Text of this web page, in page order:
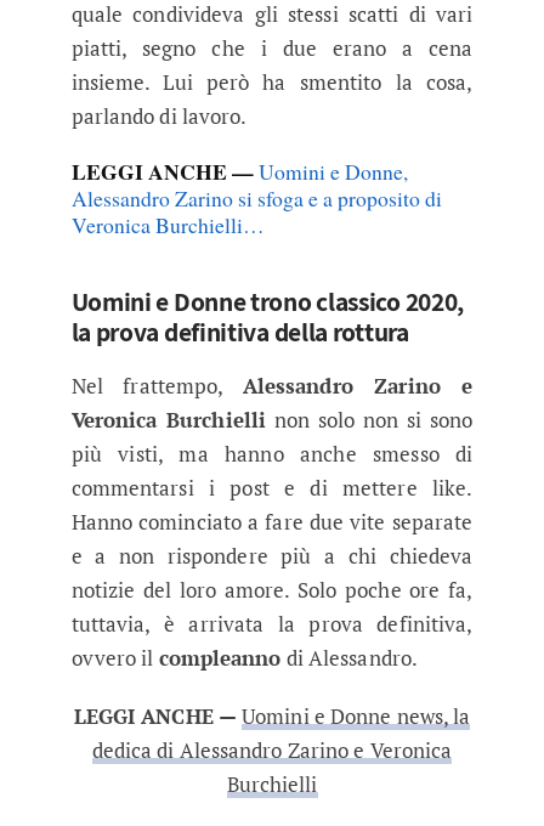
quale condivideva gli stessi scatti di vari
piatti, segno che i due erano a cena
insieme. Lui però ha smentito la cosa,
parlando di lavoro.
LEGGI ANCHE —Uomini e Donne,
Alessandro Zarino si sfoga e a proposito di
Veronica Burchielli…
Uomini e Donne trono classico 2020,
la prova definitiva della rottura
Nel frattempo, Alessandro Zarino e
Veronica Burchielli non solo non si sono
più visti, ma hanno anche smesso di
commentarsi i post e di mettere like.
Hanno cominciato a fare due vite separate
e a non rispondere più a chi chiedeva
notizie del loro amore. Solo poche ore fa,
tuttavia, è arrivata la prova definitiva,
ovvero il compleanno di Alessandro.
LEGGI ANCHE —Uomini e Donne news, la
dedica di Alessandro Zarino e Veronica
Burchielli